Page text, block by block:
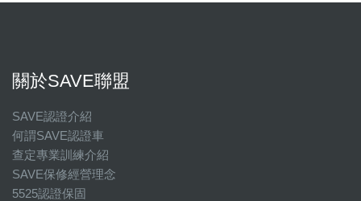
關於SAVE聯盟
SAVE認證介紹
何謂SAVE認證車
查定專業訓練介紹
SAVE保修經營理念
5525認證保固